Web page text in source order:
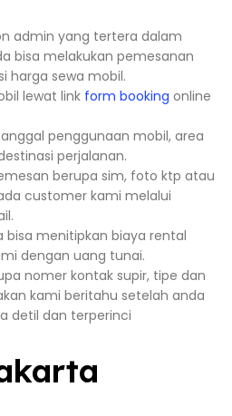
admin yang tertera dalam
bisa melakukan pemesanan
harga sewa mobil.
lewat link form booking online
penggunaan mobil, area
perjalanan.
berupa sim, foto ktp atau
customer kami melalui
bisa menitipkan biaya rental
dengan uang tunai.
nomer kontak supir, tipe dan
kami beritahu setelah anda
detil dan terperinci